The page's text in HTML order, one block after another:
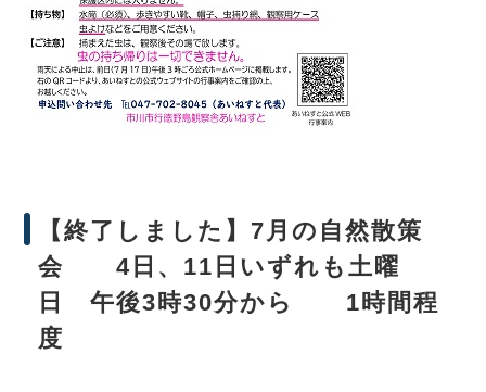
【終了しました】7月の自然散策
会 4日、11日いずれも土曜
日 午後3時30分から 1時間程
度